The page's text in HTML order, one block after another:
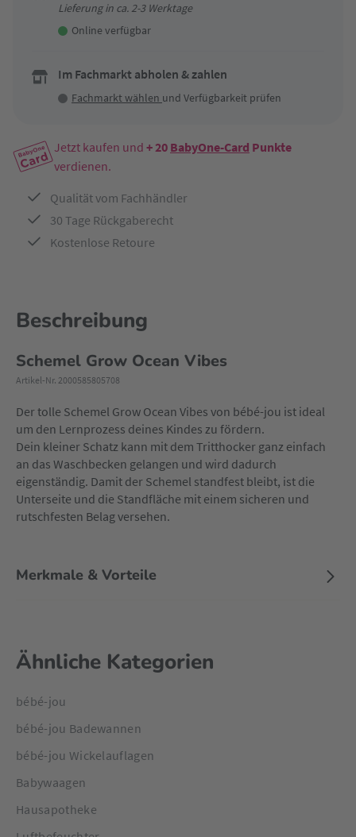
Lieferung in ca. 2-3 Werktage
Online verfügbar
Im Fachmarkt abholen & zahlen
Fachmarkt wählen und Verfügbarkeit prüfen
Jetzt kaufen und + 20 BabyOne-Card Punkte
verdienen.
Qualität vom Fachhändler
30 Tage Rückgaberecht
Kostenlose Retoure
Beschreibung
Schemel Grow Ocean Vibes
Artikel-Nr. 2000585805708
Der tolle Schemel Grow Ocean Vibes von bébé-jou ist ideal
um den Lernprozess deines Kindes zu fördern.
Dein kleiner Schatz kann mit dem Tritthocker ganz einfach
an das Waschbecken gelangen und wird dadurch
eigenständig. Damit der Schemel standfest bleibt, ist die
Unterseite und die Standfläche mit einem sicheren und
rutschfesten Belag versehen.
Merkmale & Vorteile
Ähnliche Kategorien
bébé-jou
bébé-jou Badewannen
bébé-jou Wickelauflagen
Babywaagen
Hausapotheke